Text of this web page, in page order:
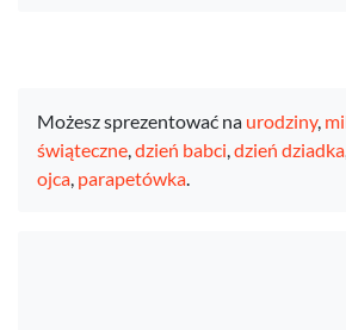
Możesz sprezentować na urodziny,
świąteczne,dzień babci,dzień dziadka
ojca, parapetówka.